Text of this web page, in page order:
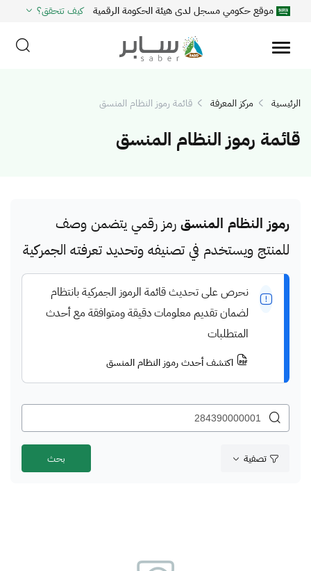
موقع حكومي مسجل لدى هيئة الحكومة الرقمية كيف تتحقق؟
الرئيسية مركز المعرفة قائمة رموز النظام المنسق
قائمة رموز النظام المنسق
رموز النظام المنسق رمز رقمي يتضمن وصف
للمنتج ويستخدم في تصنيفه وتحديد تعرفته الجمركية
نحرص على تحديث قائمة الرموز الجمركية بانتظام
لضمان تقديم معلومات دقيقة ومتوافقة مع أحدث
المتطلبات
اكتشف أحدث رموز النظام المنسق
تصفية